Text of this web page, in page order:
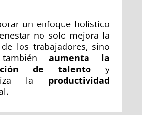
un enfoque holístico
no solo mejora la
los trabajadores, sino
aumenta la
de talentoy
la productividad